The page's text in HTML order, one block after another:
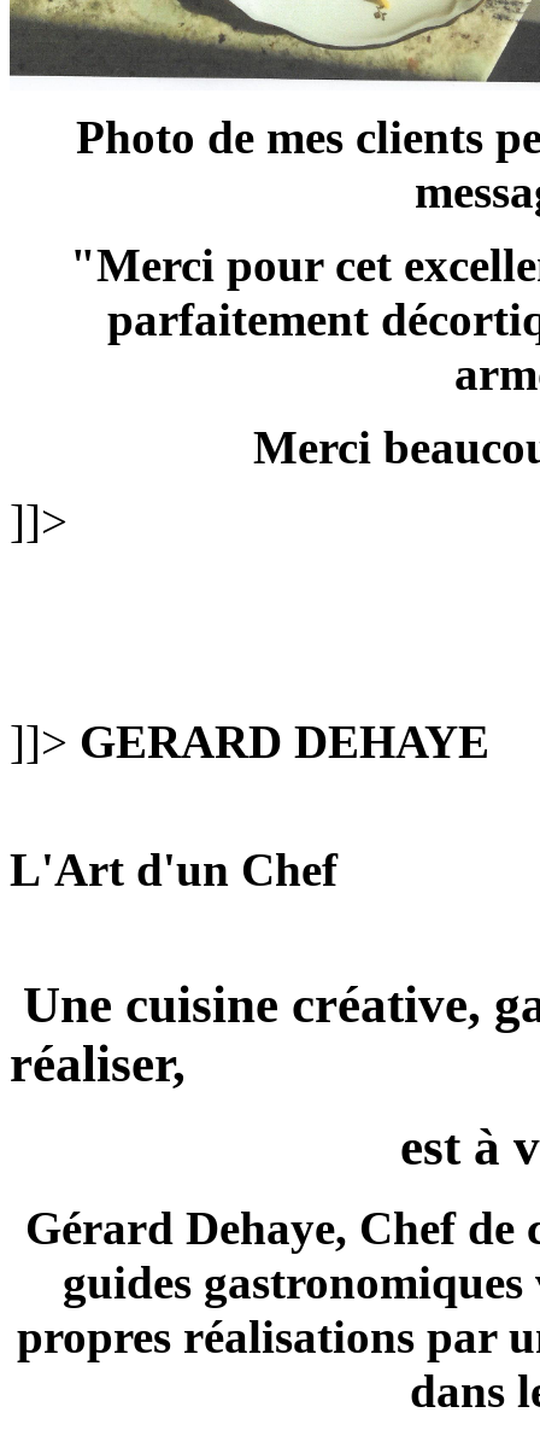
Photo de mes clients
"Merci pour cet
parfaitement
Merci
]]>
]]> GERARD DEHAYE
L'Art d'un Chef
Une cuisine créative,
réaliser,
est à
Gérard Dehaye, Chef
guides
propres réalisations par
dans